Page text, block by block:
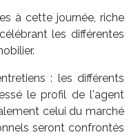
à cette journée, riche
les différentes
: les différents
le profil de l'agent
celui du marché
seront confrontés